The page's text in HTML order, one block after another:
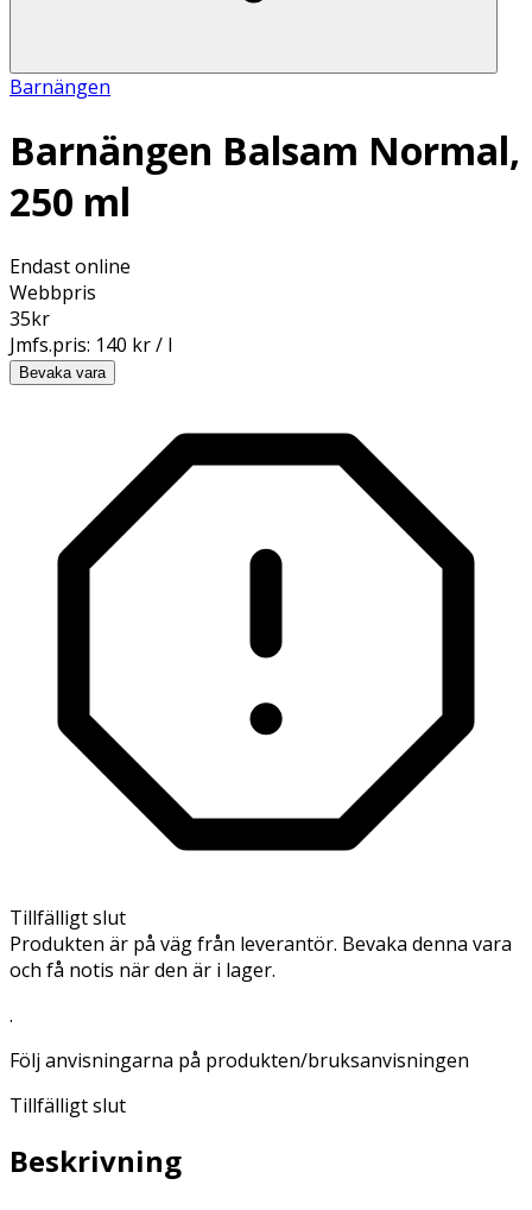
Barnängen
Barnängen Balsam Normal,
250 ml
Endast online
Webbpris
35kr
Jmfs.pris: 140 kr / l
Bevaka vara
Tillfälligt slut
Produkten är på väg från leverantör. Bevaka denna vara
och få notis när den är i lager.
.
Följ anvisningarna på produkten/bruksanvisningen
Tillfälligt slut
Beskrivning